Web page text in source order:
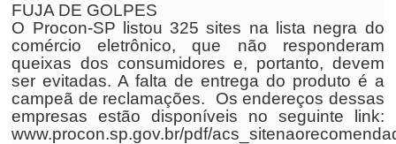
FUJA DE GOLPES
O Procon-SP listou 325 sites na lista negra do
comércio eletrônico, que não responderam
queixas dos consumidores e, portanto, devem
ser evitadas. A falta de entrega do produto é a
campeã de reclamações. Os endereços dessas
empresas estão disponíveis no seguinte link:
www.procon.sp.gov.br/pdf/